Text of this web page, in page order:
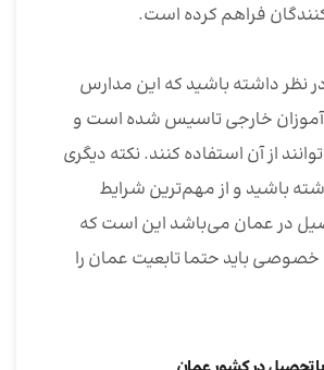
فراهم کرده است.
در نظر داشته باشید که این مدارس
خارجی تاسیس شده است و
از آن استفاده کنند. نکته دیگری
باشید و از مهم‌ترین شرایط
در عمان می‌باشد این است که
باید حتما تابعیت عمان را